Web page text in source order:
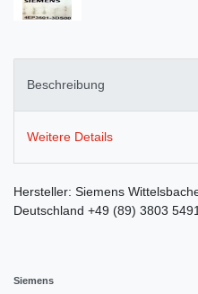
Beschreibung
Weitere Details
Hersteller: Siemens
Deutschland +49 (89) 3803
Siemens